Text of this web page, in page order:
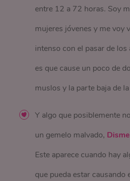
entre 12 a 72 horas. Soy
mujeres jóvenes y me voy
intenso con el pasar de
es que cause un poco de
muslos y la parte baja de
Y algo que posiblemente
un gemelo malvado,
Este aparece cuando hay
que pueda estar causando